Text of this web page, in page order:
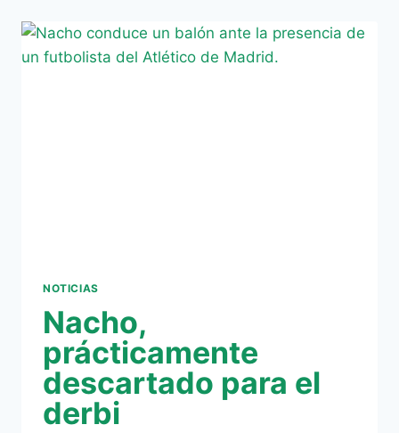
EUROPA
EL
NOTICIAS
Nacho,
prácticamente
descartado para el
derbi